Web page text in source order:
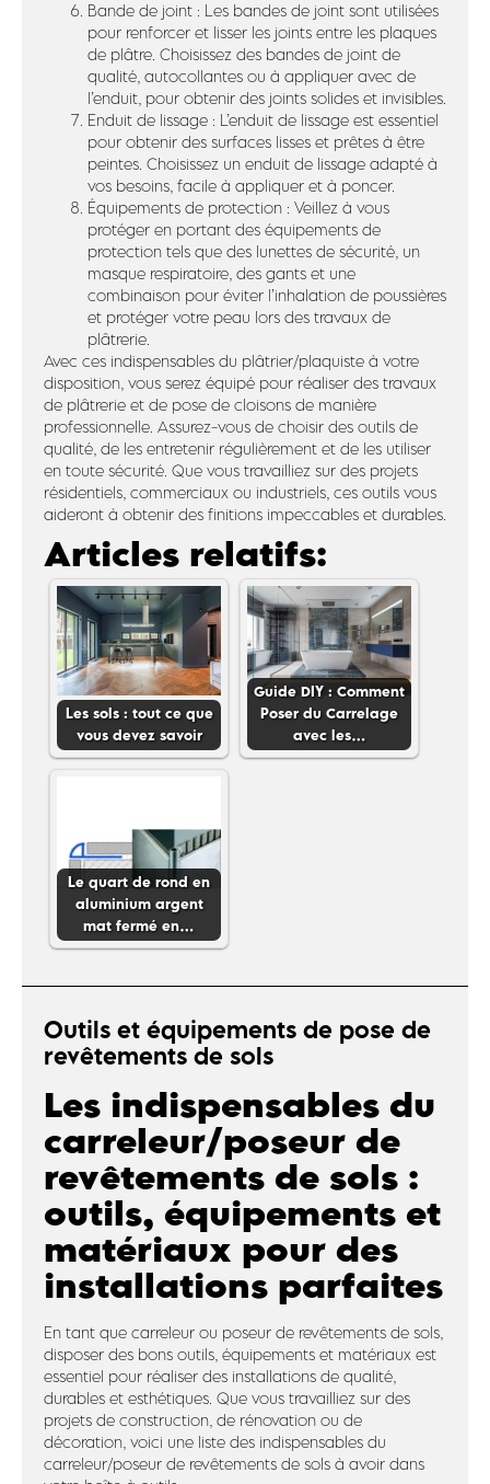
Bande de joint : Les bandes de joint sont utilisées
pour renforcer et lisser les joints entre les plaques
de plâtre. Choisissez des bandes de joint de
qualité, autocollantes ou à appliquer avec de
l’enduit, pour obtenir des joints solides et invisibles.
Enduit de lissage : L’enduit de lissage est essentiel
pour obtenir des surfaces lisses et prêtes à être
peintes. Choisissez un enduit de lissage adapté à
vos besoins, facile à appliquer et à poncer.
Équipements de protection : Veillez à vous
protéger en portant des équipements de
protection tels que des lunettes de sécurité, un
masque respiratoire, des gants et une
combinaison pour éviter l’inhalation de poussières
et protéger votre peau lors des travaux de
plâtrerie.
Avec ces indispensables du plâtrier/plaquiste à votre
disposition, vous serez équipé pour réaliser des travaux
de plâtrerie et de pose de cloisons de manière
professionnelle. Assurez-vous de choisir des outils de
qualité, de les entretenir régulièrement et de les utiliser
en toute sécurité. Que vous travailliez sur des projets
résidentiels, commerciaux ou industriels, ces outils vous
aideront à obtenir des finitions impeccables et durables.
Articles relatifs:
Les sols : tout ce que
vous devez savoir
Guide DIY : Comment
Poser du Carrelage
avec les…
Le quart de rond en
aluminium argent
mat fermé en…
Outils et équipements de pose de
revêtements de sols
Les indispensables du
carreleur/poseur de
revêtements de sols :
outils, équipements et
matériaux pour des
installations parfaites
En tant que carreleur ou poseur de revêtements de sols,
disposer des bons outils, équipements et matériaux est
essentiel pour réaliser des installations de qualité,
durables et esthétiques. Que vous travailliez sur des
projets de construction, de rénovation ou de
décoration, voici une liste des indispensables du
carreleur/poseur de revêtements de sols à avoir dans